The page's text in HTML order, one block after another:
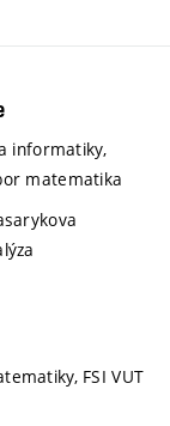
informatiky,
matematika
FSI VUT